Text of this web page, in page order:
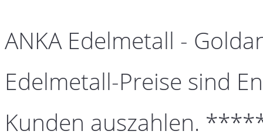
ANKA Edelmetall -
Edelmetall-Preise sind
Kunden auszahlen.